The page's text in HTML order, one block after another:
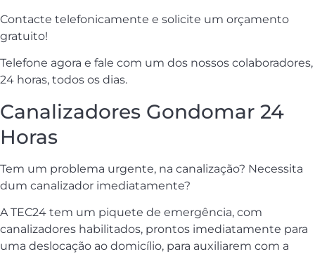
Contacte telefonicamente e solicite um orçamento
gratuito!
Telefone agora e fale com um dos nossos colaboradores,
24 horas, todos os dias.
Canalizadores Gondomar 24
Horas
Tem um problema urgente, na canalização? Necessita
dum canalizador imediatamente?
A TEC24 tem um piquete de emergência, com
canalizadores habilitados, prontos imediatamente para
uma deslocação ao domicílio, para auxiliarem com a